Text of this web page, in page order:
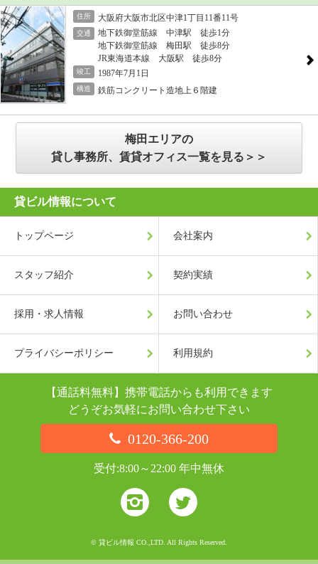
住所 大阪府大阪市北区中津1丁目11番11号
交通
地下鉄御堂筋線 中津駅 徒歩1分
地下鉄御堂筋線 梅田駅 徒歩8分
JR東海道本線 大阪駅 徒歩8分
竣工 1987年7月1日
構造 鉄筋コンクリート造地上６階建
梅田エリアの
貸し事務所、賃貸オフィス一覧を見る＞＞
貸ビル情報について
トップページ 会社案内
スタッフ紹介 契約実績
採用・求人情報 お問い合わせ
プライバシーポリシー 利用規約
【通話料無料】携帯電話からも利用できます
どうぞお気軽にお問い合わせ下さい
0120-366-200
受付:8:00～22:00 年中無休
© 貸ビル情報 CO.,LTD. All Rights Reserved.